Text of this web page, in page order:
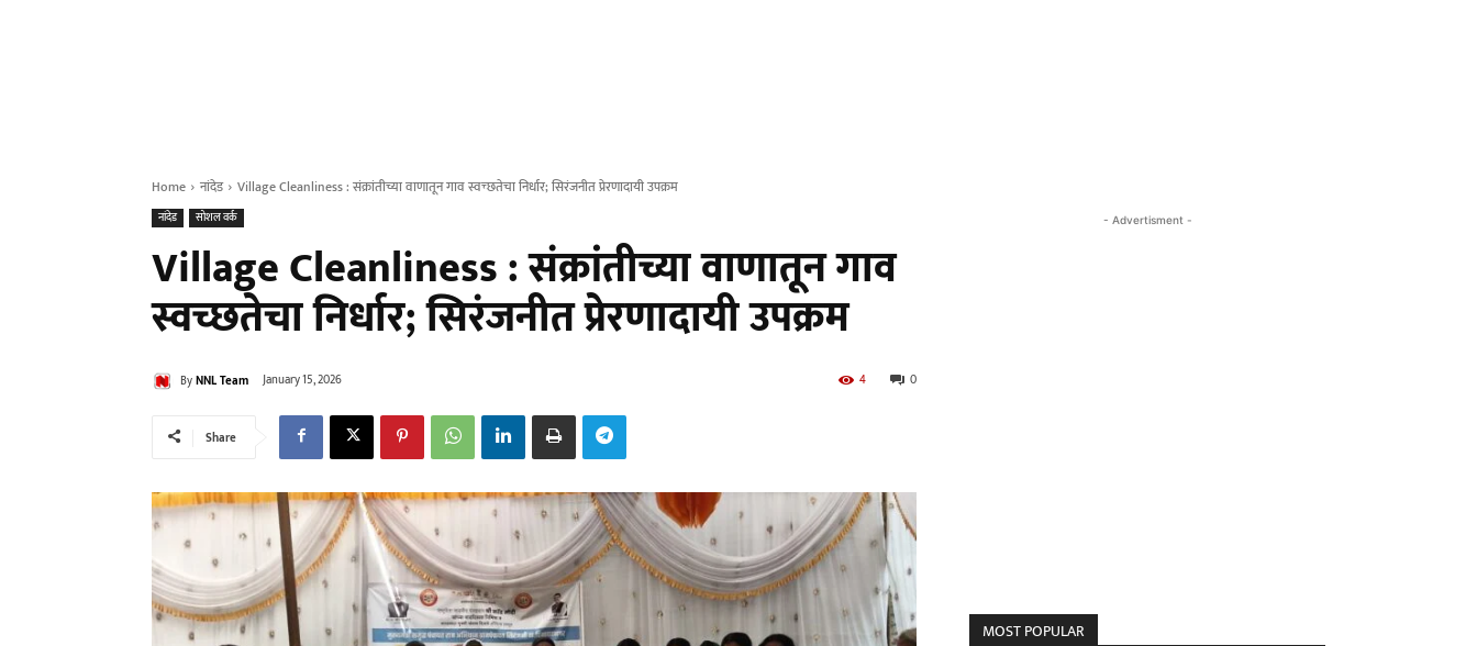
Home नांदेड Village Cleanliness : संक्रांतीच्या वाणातून गाव स्वच्छतेचा निर्धार; सिरंजनीत प्रेरणादायी उपक्रम
नांदेड सोशल वर्क
Village Cleanliness : संक्रांतीच्या वाणातून गाव
स्वच्छतेचा निर्धार; सिरंजनीत प्रेरणादायी उपक्रम
ByNNL Team January 15, 2026 0
4
Share
- Advertisment -
MOST POPULAR